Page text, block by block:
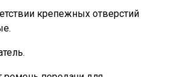
крепежных отверстий